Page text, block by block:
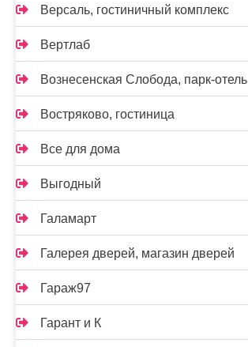
Версаль, гостиничный комплекс
Вертлаб
Вознесенская Слобода, парк-отель
Востряково, гостиница
Все для дома
Выгодный
Галамарт
Галерея дверей, магазин дверей
Гараж97
Гарант и К